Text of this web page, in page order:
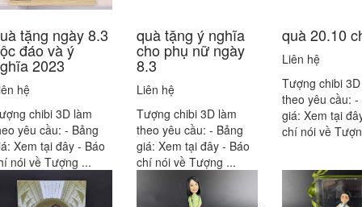
tặng ngày 8.3
đáo và ý
2023
hệ
chibi 3D làm
yêu cầu: - Bảng
Xem tại đây - Báo
nói về Tượng ...
quà tặng ý nghĩa
cho phụ nữ ngày
8.3
Liên hệ
Tượng chibi 3D làm
theo yêu cầu: - Bảng
giá: Xem tại đây - Báo
chí nói về Tượng ...
quà 20.10
Liên hệ
Tượng chibi
theo yêu cầu: -
giá: Xem tại
chí nói về